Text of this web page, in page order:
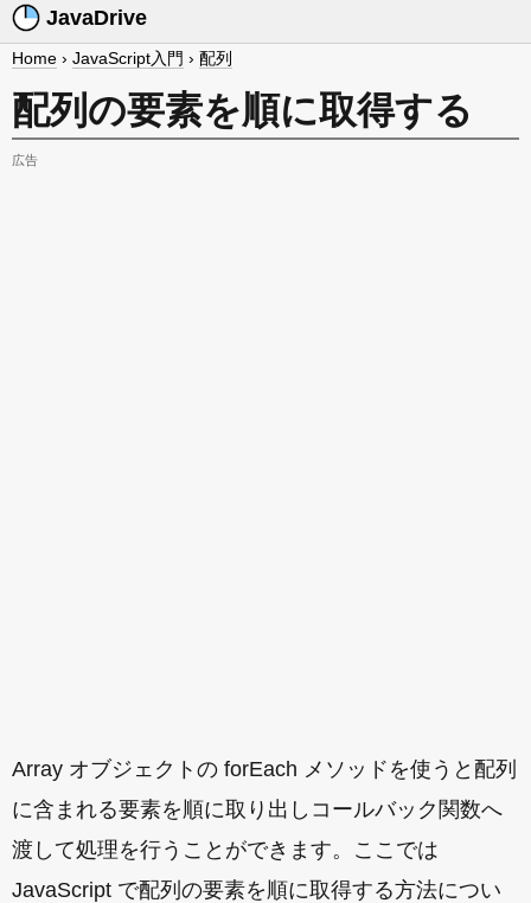
JavaDrive
Home › JavaScript入門 › 配列
配列の要素を順に取得する
広告
Array オブジェクトの forEach メソッドを使うと配列
に含まれる要素を順に取り出しコールバック関数へ
渡して処理を行うことができます。ここでは
JavaScript で配列の要素を順に取得する方法につい